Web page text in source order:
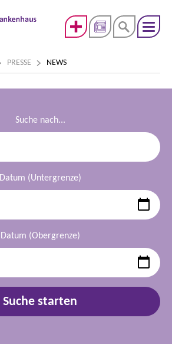
PRESSE NEWS
Suche nach...
Datum (Untergrenze)
Datum (Obergrenze)